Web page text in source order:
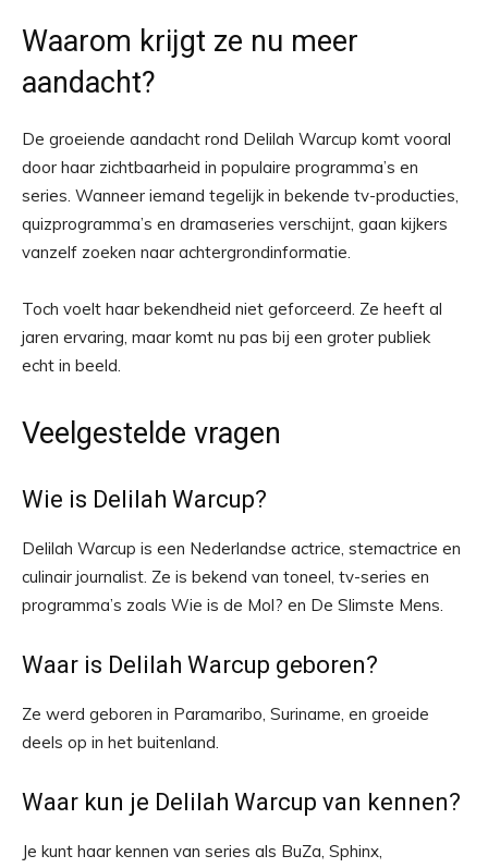
Waarom krijgt ze nu meer
aandacht?
De groeiende aandacht rond Delilah Warcup komt vooral
door haar zichtbaarheid in populaire programma’s en
series. Wanneer iemand tegelijk in bekende tv-producties,
quizprogramma’s en dramaseries verschijnt, gaan kijkers
vanzelf zoeken naar achtergrondinformatie.
Toch voelt haar bekendheid niet geforceerd. Ze heeft al
jaren ervaring, maar komt nu pas bij een groter publiek
echt in beeld.
Veelgestelde vragen
Wie is Delilah Warcup?
Delilah Warcup is een Nederlandse actrice, stemactrice en
culinair journalist. Ze is bekend van toneel, tv-series en
programma’s zoals Wie is de Mol? en De Slimste Mens.
Waar is Delilah Warcup geboren?
Ze werd geboren in Paramaribo, Suriname, en groeide
deels op in het buitenland.
Waar kun je Delilah Warcup van kennen?
Je kunt haar kennen van series als BuZa, Sphinx,